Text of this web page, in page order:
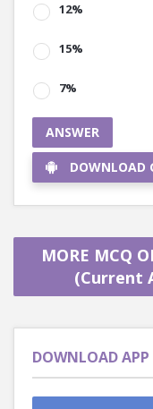
12%
15%
7%
ANSWER
DOWNLOAD
MORE MCQ
(Current
DOWNLOAD APP